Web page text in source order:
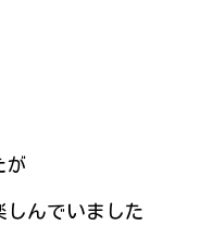
が
んでいました